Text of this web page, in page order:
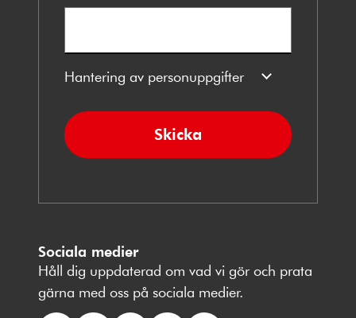
Hantering av personuppgifter
Skicka
Sociala medier
Håll dig uppdaterad om vad vi gör och prata
gärna med oss på sociala medier.